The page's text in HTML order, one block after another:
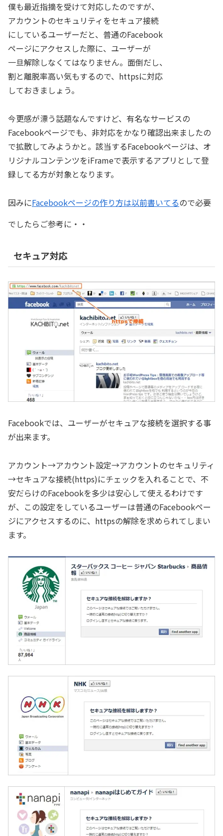
僕も最近指摘を受けて対応したのですが、
アカウントのセキュリティをセキュア接続
にしているユーザーだと、普通のFacebook
ページにアクセスした際に、ユーザーが
一旦解除しなくてはなりません。面倒だし、
割と離脱率高い気もするので、httpsに対応
しておきましょう。
今更感が漂う話題なんですけど、有名なサービスの
Facebookページでも、非対応をかなり確認出来ましたの
で拡散してみようかと。該当するFacebookページは、オ
リジナルコンテンツをiFrameで表示するアプリとして登
録してる方が対象となります。
因みにFacebookページの作り方は以前書いてるので必要
でしたらご参考に・・
セキュア対応
Facebookでは、ユーザーがセキュアな接続を選択する事
が出来ます。
アカウント→アカウント設定→アカウントのセキュリティ
→セキュアな接続(https)にチェックを入れることで、不
安だらけのFacebookを多少は安心して使えるわけです
が、この設定をしているユーザーは普通のFacebookペー
ジにアクセスするのに、httpsの解除を求められてしまい
ます。